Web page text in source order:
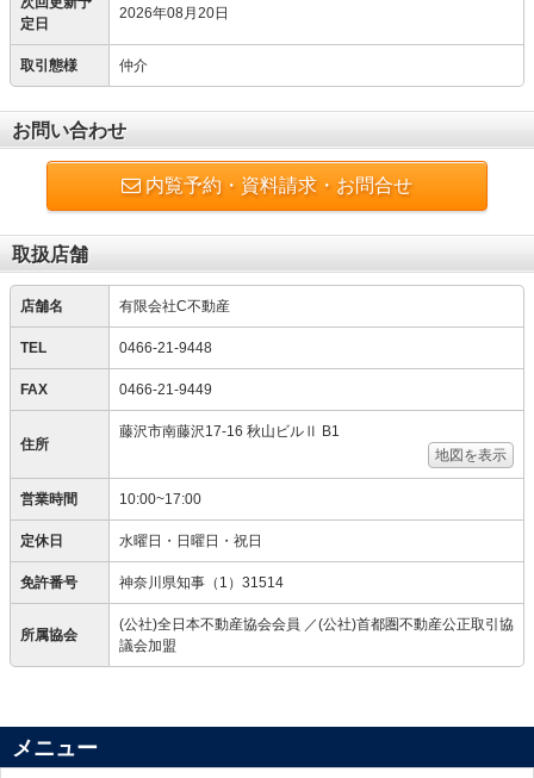
定日
2026年08月20日
取引態様 仲介
お問い合わせ
内覧予約・資料請求・お問合せ
取扱店舗
店舗名 有限会社C不動産
TEL 0466-21-9448
FAX 0466-21-9449
住所
藤沢市南藤沢17-16 秋山ビルⅡ B1
地図を表示
営業時間 10:00~17:00
定休日 水曜日・日曜日・祝日
免許番号 神奈川県知事（1）31514
所属協会
(公社)全日本不動産協会会員 ／(公社)首都圏不動産公正取引協
議会加盟
メニュー